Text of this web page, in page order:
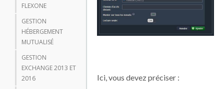
FLEXONE
GESTION
HÉBERGEMENT
MUTUALISÉ
GESTION
EXCHANGE 2013 ET
2016
Ici, vous devez préciser :